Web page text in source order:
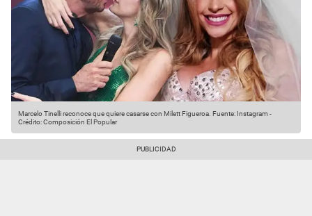
Marcelo Tinelli reconoce que quiere casarse con Milett Figueroa. Fuente: Instagram -
Crédito: Composición El Popular